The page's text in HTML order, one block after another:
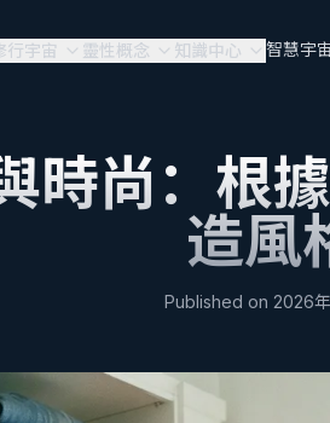
行宇宙 靈性概念 知識中心 智慧宇
時尚：根
造風
Published on 2026